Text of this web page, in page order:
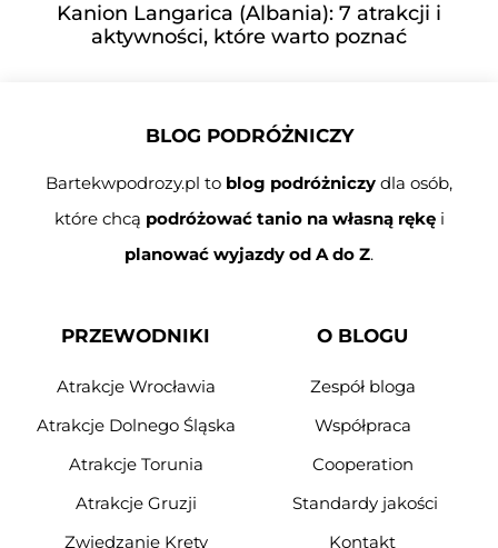
Kanion Langarica (Albania): 7 atrakcji i
aktywności, które warto poznać
BLOG PODRÓŻNICZY
Bartekwpodrozy.pl to blog podróżniczy dla osób,
które chcą podróżować tanio na własną rękęi
planować wyjazdy od A do Z.
PRZEWODNIKI
Atrakcje Wrocławia
Atrakcje Dolnego Śląska
Atrakcje Torunia
Atrakcje Gruzji
Zwiedzanie Krety
O BLOGU
Zespół bloga
Współpraca
Cooperation
Standardy jakości
Kontakt